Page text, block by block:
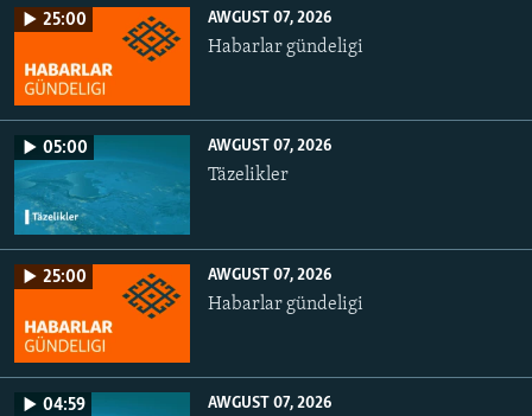
25:00 AWGUST 07, 2026
Habarlar gündeligi
05:00 AWGUST 07, 2026
Täzelikler
25:00 AWGUST 07, 2026
Habarlar gündeligi
04:59 AWGUST 07, 2026